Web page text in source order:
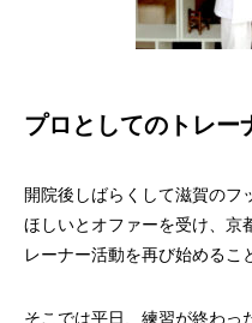
プロとしてのトレー
開院後しばらくして滋賀のフ
ほしいとオファーを受け、京
レーナー活動を再び始めるこ
そこでは平日、練習が終わっ